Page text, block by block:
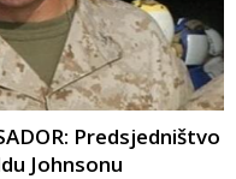
Predsjedništvo
Johnsonu